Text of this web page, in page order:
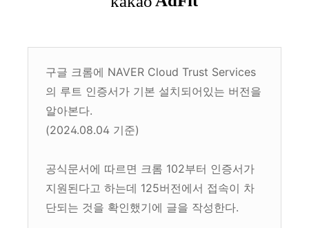
구글 크롬에 NAVER Cloud Trust Services
의 루트 인증서가 기본 설치되어있는 버전을
알아본다.
(2024.08.04 기준)
공식문서에 따르면 크롬 102부터 인증서가
지원된다고 하는데 125버전에서 접속이 차
단되는 것을 확인했기에 글을 작성한다.